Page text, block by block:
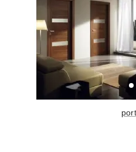
Comodino
Camere Classiche
Lenzuola
Piumini
Letti Contenitore